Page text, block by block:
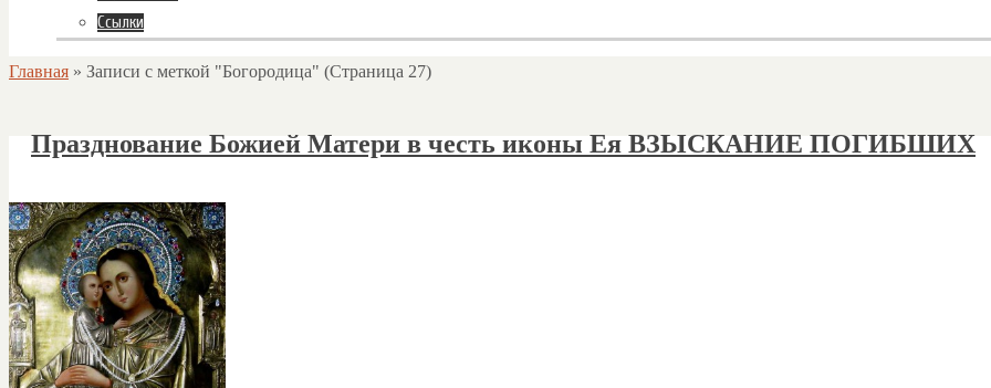
Ссылки
Главная » Записи с меткой "Богородица" (Страница 27)
Празднование Божией Матери в честь иконы Ея ВЗЫСКАНИЕ ПОГИБШИХ